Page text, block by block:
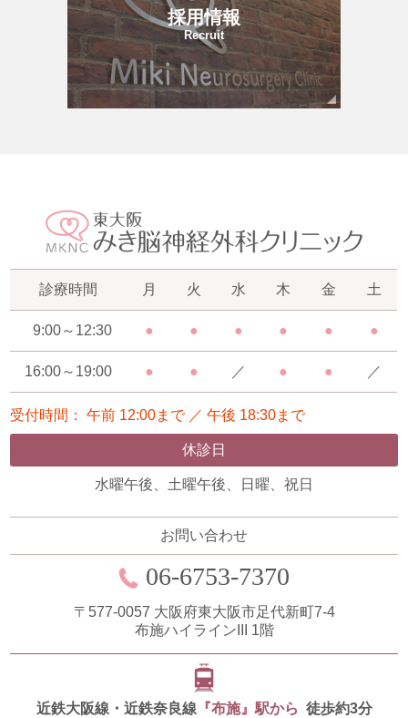
採用情報
Recruit
診療時間 月 火 水 木 金 土
9:00～12:30 ● ● ● ● ● ●
16:00～19:00 ● ● ／ ● ● ／
受付時間： 午前 12:00まで ／ 午後 18:30まで
休診日
水曜午後、土曜午後、日曜、祝日
お問い合わせ
06-6753-7370
〒577-0057 大阪府東大阪市足代新町7-4
布施ハイラインIII 1階
近鉄大阪線・近鉄奈良線 『布施』駅から 徒歩約3分